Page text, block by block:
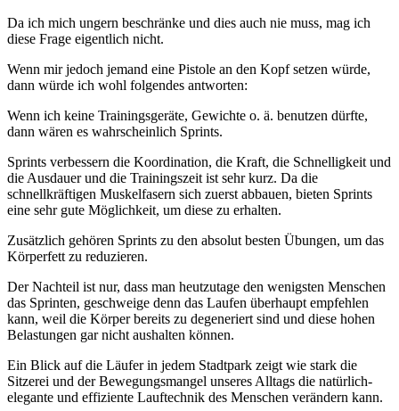
Da ich mich ungern beschränke und dies auch nie muss, mag ich
diese Frage eigentlich nicht.
Wenn mir jedoch jemand eine Pistole an den Kopf setzen würde,
dann würde ich wohl folgendes antworten:
Wenn ich keine Trainingsgeräte, Gewichte o. ä. benutzen dürfte,
dann wären es wahrscheinlich Sprints.
Sprints verbessern die Koordination, die Kraft, die Schnelligkeit und
die Ausdauer und die Trainingszeit ist sehr kurz. Da die
schnellkräftigen Muskelfasern sich zuerst abbauen, bieten Sprints
eine sehr gute Möglichkeit, um diese zu erhalten.
Zusätzlich gehören Sprints zu den absolut besten Übungen, um das
Körperfett zu reduzieren.
Der Nachteil ist nur, dass man heutzutage den wenigsten Menschen
das Sprinten, geschweige denn das Laufen überhaupt empfehlen
kann, weil die Körper bereits zu degeneriert sind und diese hohen
Belastungen gar nicht aushalten können.
Ein Blick auf die Läufer in jedem Stadtpark zeigt wie stark die
Sitzerei und der Bewegungsmangel unseres Alltags die natürlich-
elegante und effiziente Lauftechnik des Menschen verändern kann.